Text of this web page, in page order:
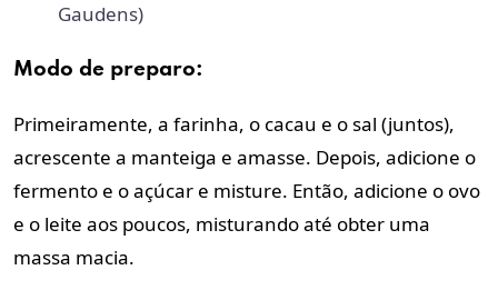
Gaudens)
Modo de preparo:
Primeiramente, a farinha, o cacau e o sal (juntos),
acrescente a manteiga e amasse. Depois, adicione o
fermento e o açúcar e misture. Então, adicione o ovo
e o leite aos poucos, misturando até obter uma
massa macia.